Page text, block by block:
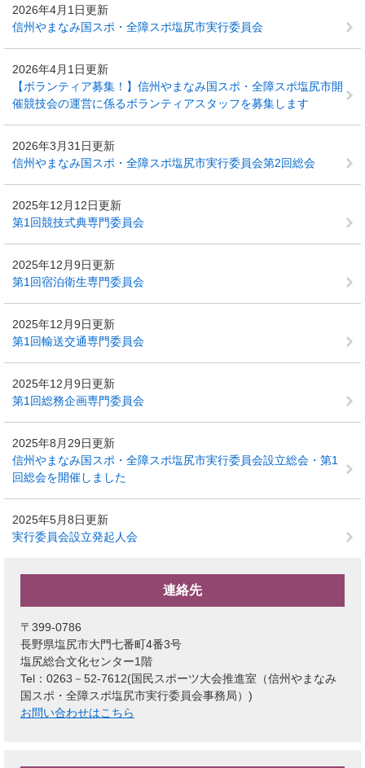
2026年4月1日更新
信州やまなみ国スポ・全障スポ塩尻市実行委員会
2026年4月1日更新
【ボランティア募集！】信州やまなみ国スポ・全障スポ塩尻市開
催競技会の運営に係るボランティアスタッフを募集します
2026年3月31日更新
信州やまなみ国スポ・全障スポ塩尻市実行委員会第2回総会​
2025年12月12日更新
第1回競技式典専門委員会
2025年12月9日更新
第1回宿泊衛生専門委員会
2025年12月9日更新
第1回輸送交通専門委員会
2025年12月9日更新
第1回総務企画専門委員会
2025年8月29日更新
信州やまなみ国スポ・全障スポ塩尻市実行委員会設立総会・第1
回総会を開催しました
2025年5月8日更新
実行委員会設立発起人会
連絡先
〒399-0786
長野県塩尻市大門七番町4番3号
塩尻総合文化センター1階
Tel：0263－52-7612 国民スポーツ大会推進室（信州やまなみ
国スポ・全障スポ塩尻市実行委員会事務局）
お問い合わせはこちら